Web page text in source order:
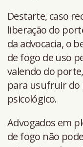
Destarte, caso
liberação do
da advocacia, o
de fogo de uso
valendo do
para usufruir do
psicológico.
Advogados em
de fogo não